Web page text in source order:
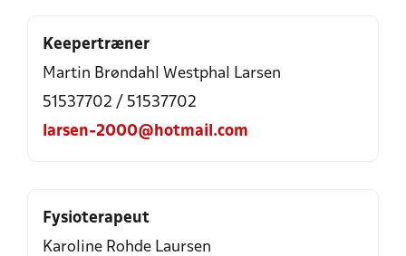
Keepertræner
Martin Brøndahl Westphal Larsen
51537702 / 51537702
larsen-2000@hotmail.com
Fysioterapeut
Karoline Rohde Laursen